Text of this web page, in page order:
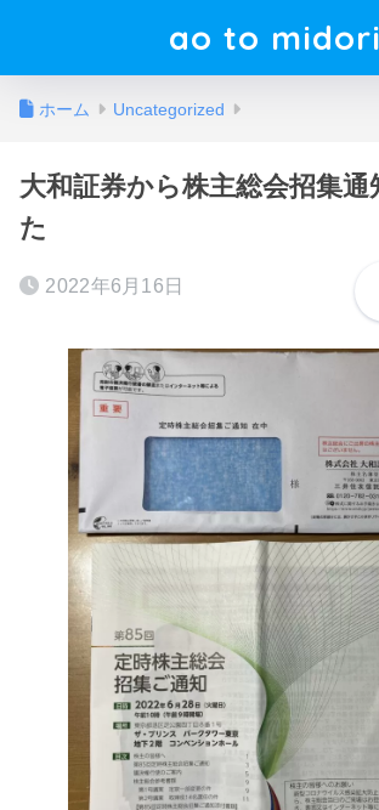
ao to midori
ホーム Uncategorized
大和証券から株主総会招集通
た
2022年6月16日